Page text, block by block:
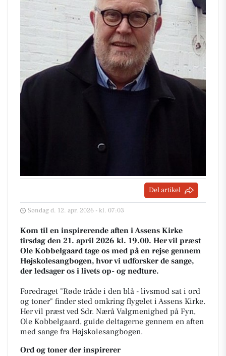
Del artikel
Søndag d. 12. apr. 2026 - kl. 07:03
Kom til en inspirerende aften i Assens Kirke
tirsdag den 21. april 2026 kl. 19.00. Her vil præst
Ole Kobbelgaard tage os med på en rejse gennem
Højskolesangbogen, hvor vi udforsker de sange,
der ledsager os i livets op- og nedture.
Foredraget "Røde tråde i den blå - livsmod sat i ord
og toner" finder sted omkring flygelet i Assens Kirke.
Her vil præst ved Sdr. Nærå Valgmenighed på Fyn,
Ole Kobbelgaard, guide deltagerne gennem en aften
med sange fra Højskolesangbogen.
Ord og toner der inspirerer